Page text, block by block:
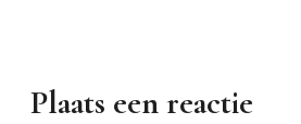
Plaats een reactie